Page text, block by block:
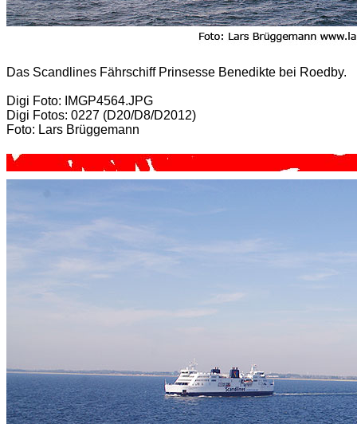
Das Scandlines Fährschiff Prinsesse Benedikte bei Roedby.
Digi Foto: IMGP4564.JPG
Digi Fotos: 0227 (D20/D8/D2012)
Foto: Lars Brüggemann